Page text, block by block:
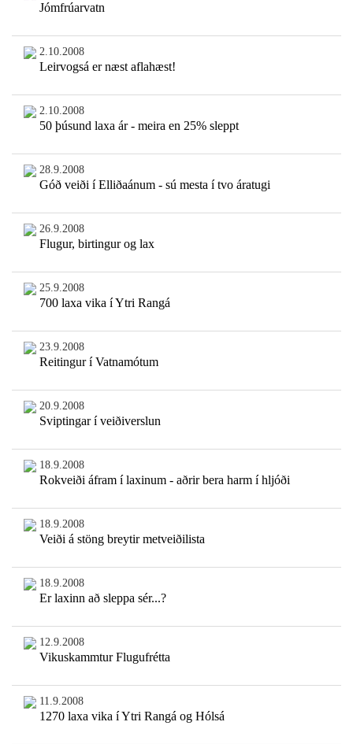
Jómfrúarvatn
2.10.2008
Leirvogsá er næst aflahæst!
2.10.2008
50 þúsund laxa ár - meira en 25% sleppt
28.9.2008
Góð veiði í Elliðaánum - sú mesta í tvo áratugi
26.9.2008
Flugur, birtingur og lax
25.9.2008
700 laxa vika í Ytri Rangá
23.9.2008
Reitingur í Vatnamótum
20.9.2008
Sviptingar í veiðiverslun
18.9.2008
Rokveiði áfram í laxinum - aðrir bera harm í hljóði
18.9.2008
Veiði á stöng breytir metveiðilista
18.9.2008
Er laxinn að sleppa sér...?
12.9.2008
Vikuskammtur Flugufrétta
11.9.2008
1270 laxa vika í Ytri Rangá og Hólsá